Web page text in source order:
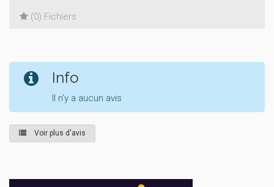
(0) Fichiers
Info
Il n'y a aucun avis
Voir plus d'avis